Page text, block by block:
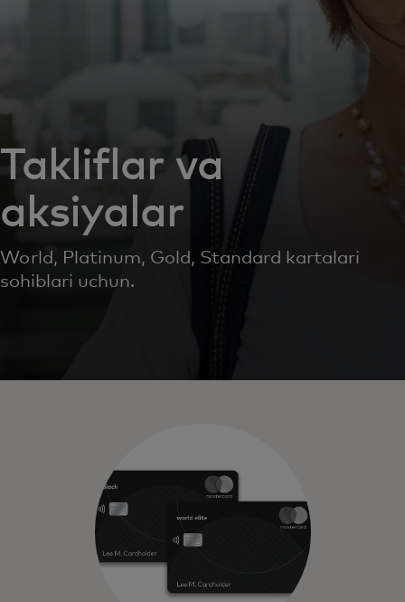
Takliflar va
aksiyalar
World, Platinum, Gold, Standard kartalari
sohiblari uchun.